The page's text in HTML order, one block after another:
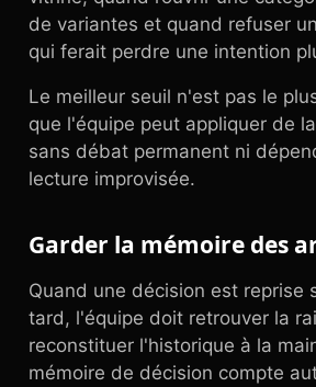
de variantes et quand refuser
qui ferait perdre une intention
Le meilleur seuil n'est pas le
que l'équipe peut appliquer de
sans débat permanent ni
lecture improvisée.
Garder la mémoire des
Quand une décision est reprise
tard, l'équipe doit retrouver la
reconstituer l'historique à la
mémoire de décision compte